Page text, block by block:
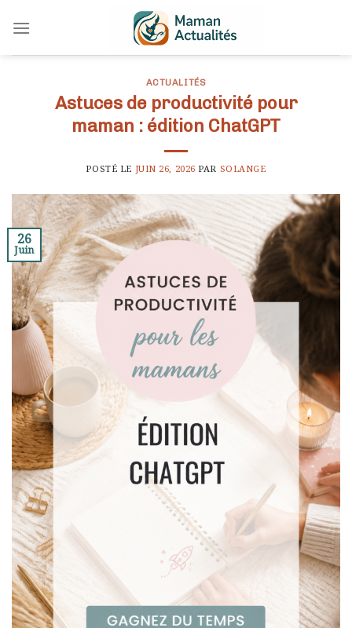
ACTUALITÉS
Astuces de productivité pour
maman : édition ChatGPT
POSTÉ LE JUIN 26, 2026 PAR SOLANGE
26
Juin